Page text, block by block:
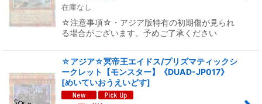
在庫なし
☆注意事項☆・アジア版特有の初期傷が見られ
る場合がございます。予めご了承ください
☆アジア☆冥帝王エイドス/プリズマティックシ
ークレット【モンスター】《DUAD-JP017》
[めいていおうえいどす]